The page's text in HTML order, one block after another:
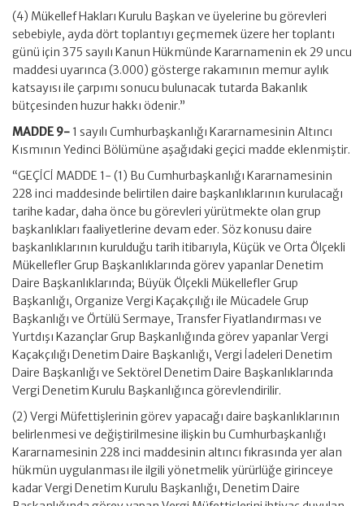
(4) Mükellef Hakları Kurulu Başkan ve üyelerine bu görevleri
sebebiyle, ayda dört toplantıyı geçmemek üzere her toplantı
günü için 375 sayılı Kanun Hükmünde Kararnamenin ek 29 uncu
maddesi uyarınca (3.000) gösterge rakamının memur aylık
katsayısı ile çarpımı sonucu bulunacak tutarda Bakanlık
bütçesinden huzur hakkı ödenir.”
MADDE 9- 1 sayılı Cumhurbaşkanlığı Kararnamesinin Altıncı
Kısmının Yedinci Bölümüne aşağıdaki geçici madde eklenmiştir.
“GEÇİCİ MADDE 1- (1) Bu Cumhurbaşkanlığı Kararnamesinin
228 inci maddesinde belirtilen daire başkanlıklarının kurulacağı
tarihe kadar, daha önce bu görevleri yürütmekte olan grup
başkanlıkları faaliyetlerine devam eder. Söz konusu daire
başkanlıklarının kurulduğu tarih itibarıyla, Küçük ve Orta Ölçekli
Mükellefler Grup Başkanlıklarında görev yapanlar Denetim
Daire Başkanlıklarında; Büyük Ölçekli Mükellefler Grup
Başkanlığı, Organize Vergi Kaçakçılığı ile Mücadele Grup
Başkanlığı ve Örtülü Sermaye, Transfer Fiyatlandırması ve
Yurtdışı Kazançlar Grup Başkanlığında görev yapanlar Vergi
Kaçakçılığı Denetim Daire Başkanlığı, Vergi İadeleri Denetim
Daire Başkanlığı ve Sektörel Denetim Daire Başkanlıklarında
Vergi Denetim Kurulu Başkanlığınca görevlendirilir.
(2) Vergi Müfettişlerinin görev yapacağı daire başkanlıklarının
belirlenmesi ve değiştirilmesine ilişkin bu Cumhurbaşkanlığı
Kararnamesinin 228 inci maddesinin altıncı fıkrasında yer alan
hükmün uygulanması ile ilgili yönetmelik yürürlüğe girinceye
kadar Vergi Denetim Kurulu Başkanlığı, Denetim Daire